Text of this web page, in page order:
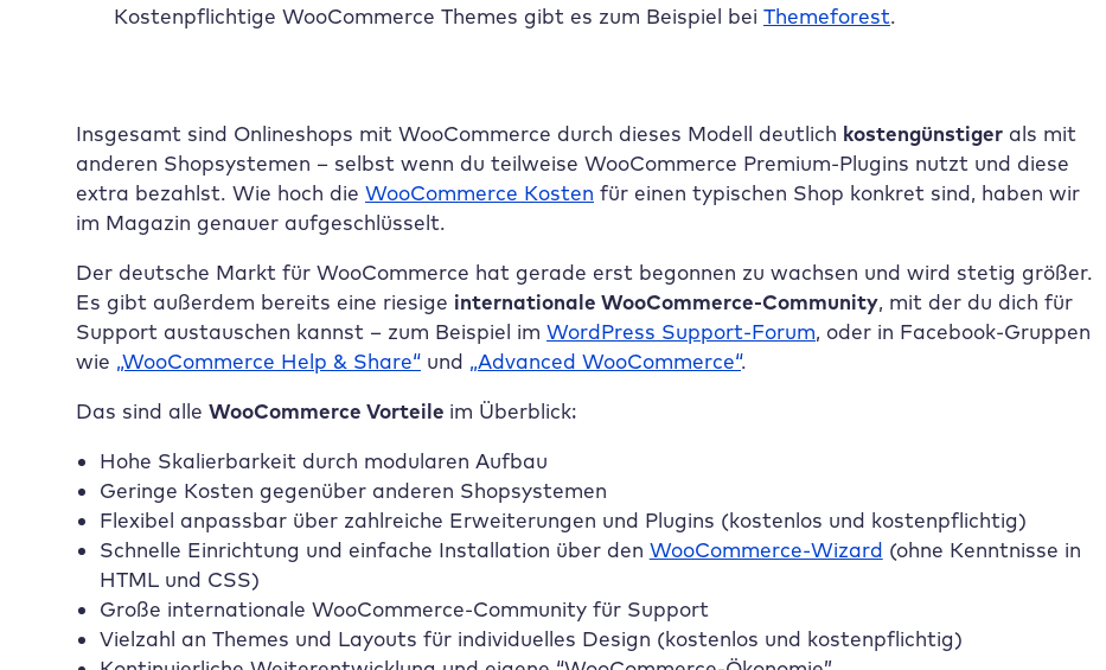
Kostenpflichtige WooCommerce Themes gibt es zum Beispiel bei Themeforest.
Insgesamt sind Onlineshops mit WooCommerce durch dieses Modell deutlich kostengünstiger als mit
anderen Shopsystemen – selbst wenn du teilweise WooCommerce Premium-Plugins nutzt und diese
extra bezahlst. Wie hoch die WooCommerce Kosten für einen typischen Shop konkret sind, haben wir
im Magazin genauer aufgeschlüsselt.
Der deutsche Markt für WooCommerce hat gerade erst begonnen zu wachsen und wird stetig größer.
Es gibt außerdem bereits eine riesige internationale WooCommerce-Community, mit der du dich für
Support austauschen kannst – zum Beispiel im WordPress Support-Forum, oder in Facebook-Gruppen
wie „WooCommerce Help & Share“ und „Advanced WooCommerce“.
Das sind alle WooCommerce Vorteile im Überblick:
Hohe Skalierbarkeit durch modularen Aufbau
Geringe Kosten gegenüber anderen Shopsystemen
Flexibel anpassbar über zahlreiche Erweiterungen und Plugins (kostenlos und kostenpflichtig)
Schnelle Einrichtung und einfache Installation über den WooCommerce-Wizard (ohne Kenntnisse in
HTML und CSS)
Große internationale WooCommerce-Community für Support
Vielzahl an Themes und Layouts für individuelles Design (kostenlos und kostenpflichtig)